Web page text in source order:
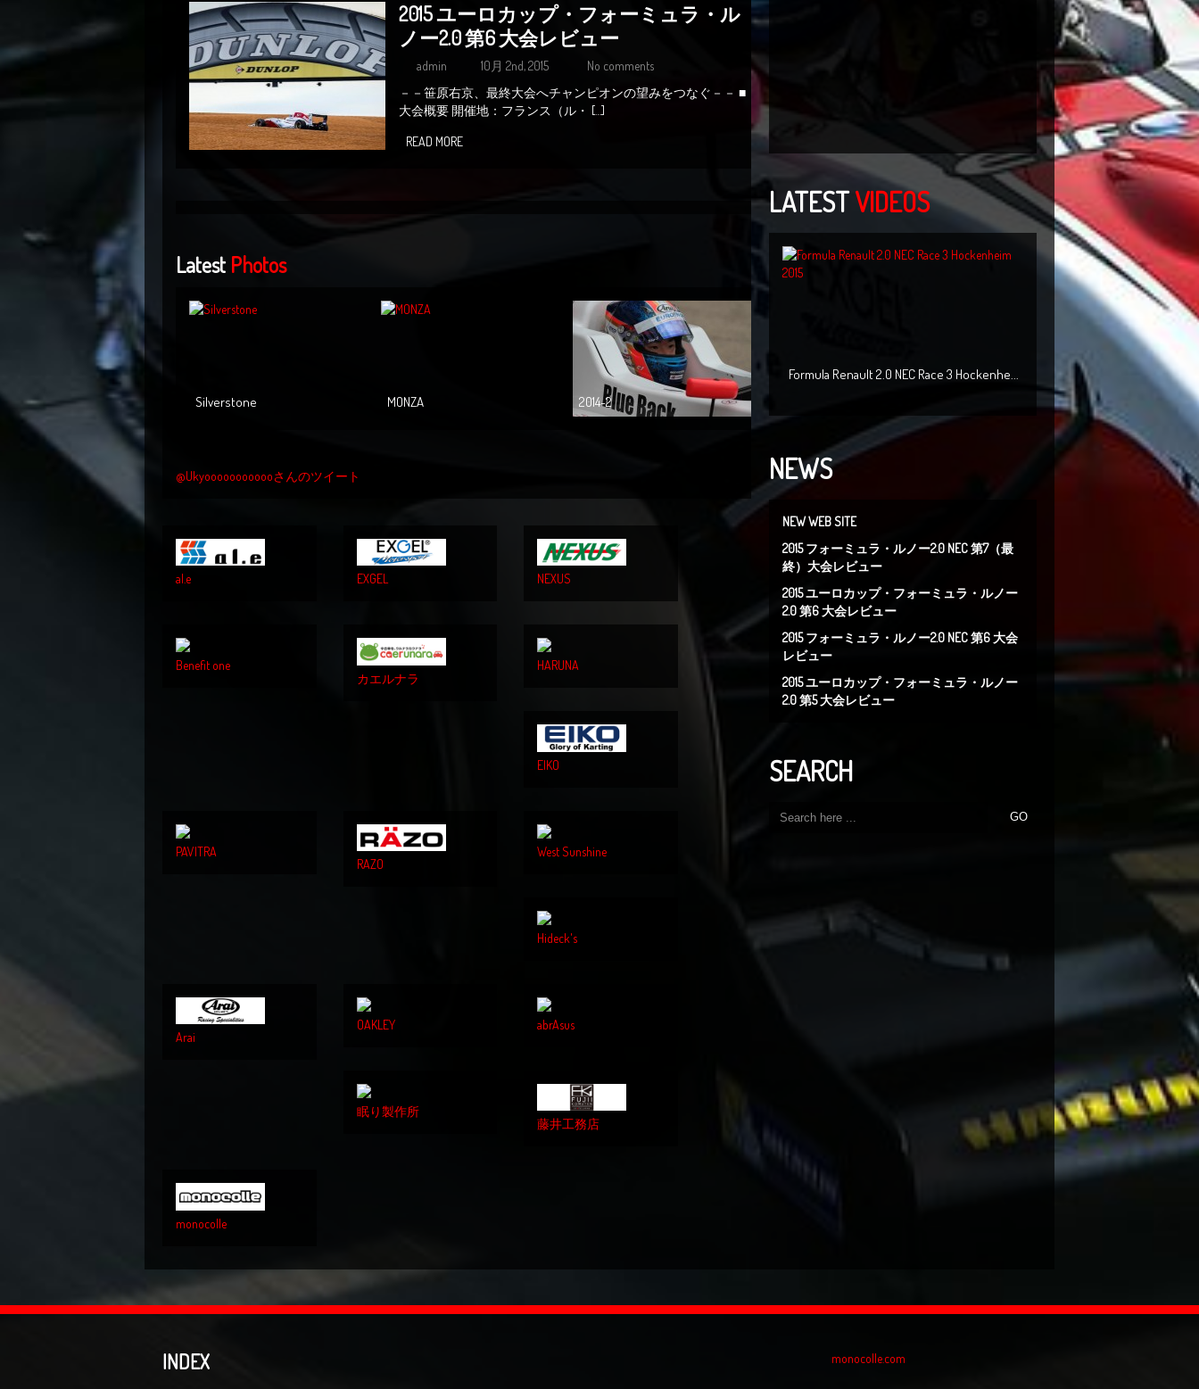
2015 ユーロカップ・フォーミュラ・ル
ノー2.0 第6 大会レビュー
admin 10月 2nd, 2015
No comments
－－笹原右京、最終大会へチャンピオンの望みをつなぐ－－ ■
大会概要 開催地：フランス（ル・ […]
READ MORE
LatestPhotos
Silverstone MONZA 2014-2
@Ukyoooooooooooさんのツイート
al.e EXGEL NEXUS
Benefit one
カエルナラ
HARUNA
EIKO
PAVITRA
RAZO
West Sunshine
Hideck's
Arai
OAKLEY abrAsus
眠り製作所
藤井工務店
monocolle
LATESTVIDEOS
Formula Renault 2.0 NEC Race 3 Hockenhe...
NEWS
NEW WEB SITE
2015 フォーミュラ・ルノー2.0 NEC 第7（最
終）大会レビュー
2015 ユーロカップ・フォーミュラ・ルノー
2.0 第6 大会レビュー
2015 フォーミュラ・ルノー2.0 NEC 第6 大会
レビュー
2015 ユーロカップ・フォーミュラ・ルノー
2.0 第5 大会レビュー
SEARCH
INDEX monocolle.com